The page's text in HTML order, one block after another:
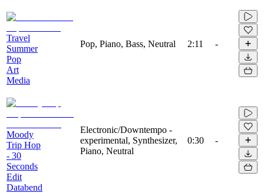
Travel
Summer
Pop
Art
Media
Pop, Piano, Bass, Neutral 2:11 -
Moody
Trip Hop
- 30
Seconds
Edit
Databend
Electronic/Downtempo -
experimental, Synthesizer,
Piano, Neutral
0:30 -